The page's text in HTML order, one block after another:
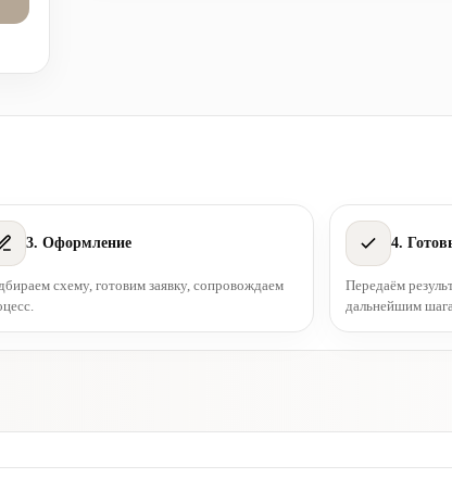
3. Оформление
схему, готовим заявку, сопровождаем
4.
Передаём
дальнейшим